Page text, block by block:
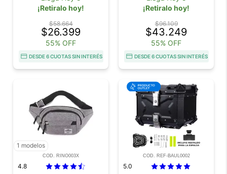
¡Retiralo hoy!
$58.664
$26.399
55% OFF
DESDE 6 CUOTAS SIN INTERÉS
¡Retiralo hoy!
$96.109
$43.249
55% OFF
DESDE 6 CUOTAS SIN INTERÉS
1 modelos
COD. RINO003X
4.8
COD. REF-BAUL0002
5.0